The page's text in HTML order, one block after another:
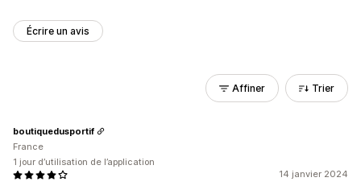
Écrire un avis
Affiner Trier
14 janvier 2024
boutiquedusportif
France
1 jour d’utilisation de l’application